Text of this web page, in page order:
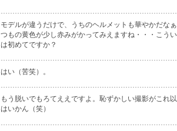
モデルが違うだけで、うちのヘルメットも華やかだな
つもの黄色が少し赤みがかってみえますね・・・こう
は初めてですか？
はい（苦笑）。
もう脱いでもろてええですよ。恥ずかしい撮影がこれ
はいかん（笑）